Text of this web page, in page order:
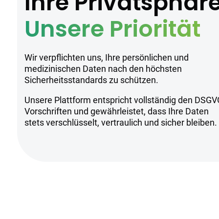
Unsere Priorität
Wir verpflichten uns, Ihre persönlichen und
medizinischen Daten nach den höchsten
Sicherheitsstandards zu schützen.
Unsere Plattform entspricht vollständig den
Vorschriften und gewährleistet, dass Ihre Daten
stets verschlüsselt, vertraulich und sicher bleiben.